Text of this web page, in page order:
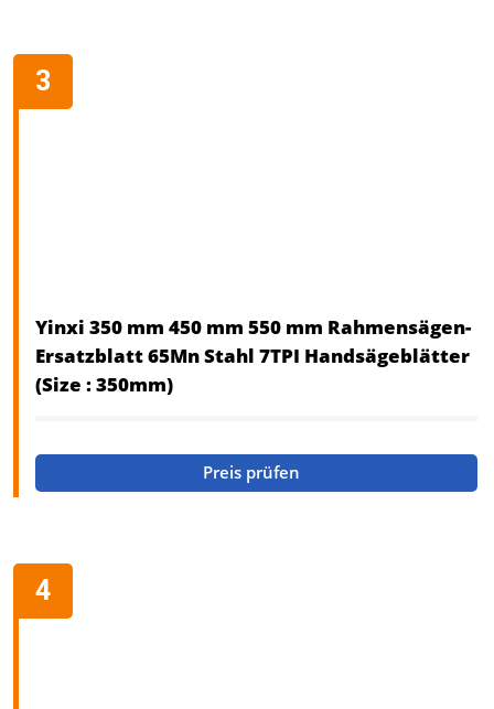
Yinxi 350 mm 450 mm 550 mm Rahmensägen-
Ersatzblatt 65Mn Stahl 7TPI Handsägeblätter
(Size : 350mm)
Preis prüfen